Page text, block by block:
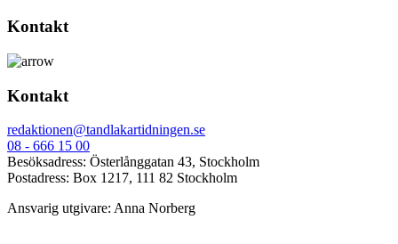
Kontakt
Kontakt
redaktionen@tandlakartidningen.se
08 - 666 15 00
Besöksadress: Österlånggatan 43, Stockholm
Postadress: Box 1217, 111 82 Stockholm
Ansvarig utgivare: Anna Norberg